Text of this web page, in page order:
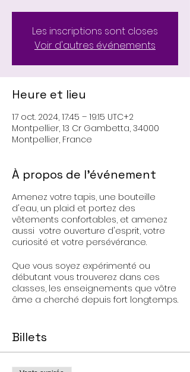
Les inscriptions sont closes
Voir d'autres événements
Heure et lieu
17 oct. 2024, 17:45 – 19:15 UTC+2
Montpellier, 13 Cr Gambetta, 34000
Montpellier, France
À propos de l'événement
Amenez votre tapis, une bouteille
d'eau, un plaid et portez des
vêtements confortables, et amenez
aussi votre ouverture d'esprit, votre
curiosité et votre persévérance.
Que vous soyez expérimenté ou
débutant vous trouverez dans ces
classes, les enseignements que vôtre
âme a cherché depuis fort longtemps.
c'est une pratique spirituelle.
votre force mentale et physique s'en
Billets